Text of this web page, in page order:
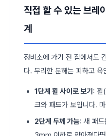
직접 할 수 있는 브레
계
정비소에 가기 전 집에서도
다. 무리한 분해는 피하고
1단계 휠 사이로 보기 : 휠
크와 패드가 보입니다.
2단계 두께 가늠: 새 패